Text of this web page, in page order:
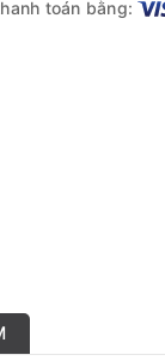
toán bằng: